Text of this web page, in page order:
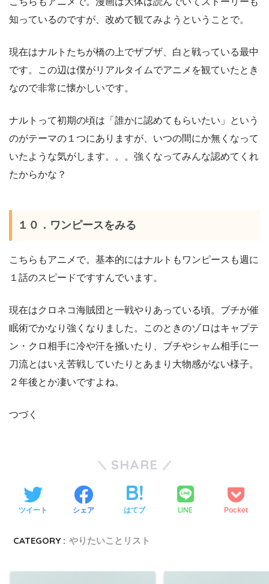
知っているのですが、改めて観てみようということで。
現在はナルトたちが橋の上でザブザ、白と戦っている最中
です。この辺は僕がリアルタイムでアニメを観ていたとき
なので非常に懐かしいです。
ナルトって初期の頃は「誰かに認めてもらいたい」という
のがテーマの１つにありますが、いつの間にか無くなって
いたような気がします。。。強くなってみんな認めてくれ
たからかな？
１０．ワンピースをみる
こちらもアニメで。基本的にはナルトもワンピースも週に
１話のスピードですすんでいます。
現在はクロネコ海賊団と一戦やりあっている頃。ブチが催
眠術でかなり強くなりました。このときのゾロはキャプテ
ン・クロ相手に冷や汗を掻いたり、ブチやシャム相手に一
刀流とはいえ苦戦していたりとあまり大物感がない様子。
２年後とか凄いですよね。
つづく
SHARE
ツイート シェア はてブ LINE Pocket
CATEGORY : やりたいことリスト